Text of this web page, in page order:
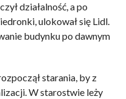
działalność, a po
ulokował się Lidl.
budynku po dawnym
starania, by z
W starostwie leży